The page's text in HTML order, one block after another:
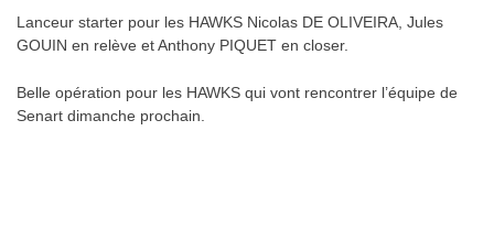
Lanceur starter pour les HAWKS Nicolas DE OLIVEIRA, Jules
GOUIN en relève et Anthony PIQUET en closer.
Belle opération pour les HAWKS qui vont rencontrer l’équipe de
Senart dimanche prochain.